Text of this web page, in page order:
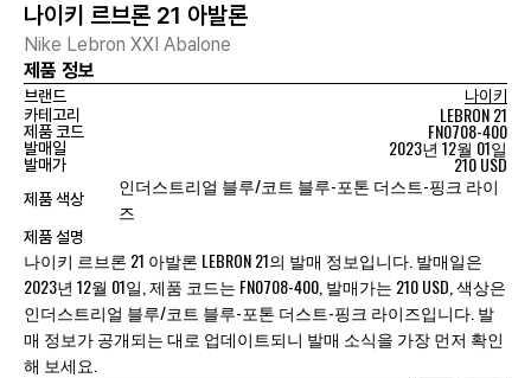
나이키 르브론 21 아발론
Nike Lebron XXI Abalone
제품 정보
브랜드
나이키
카테고리
LEBRON 21
제품 코드 FN0708-400
발매일 2023년 12월 01일
발매가 210 USD
제품 색상
인더스트리얼 블루/코트 블루-포톤 더스트-핑크 라이
즈
제품 설명
나이키 르브론 21 아발론 LEBRON 21의 발매 정보입니다. 발매일은
2023년 12월 01일, 제품 코드는 FN0708-400, 발매가는 210 USD, 색상은
인더스트리얼 블루/코트 블루-포톤 더스트-핑크 라이즈입니다. 발
매 정보가 공개되는 대로 업데이트되니 발매 소식을 가장 먼저 확인
해 보세요.